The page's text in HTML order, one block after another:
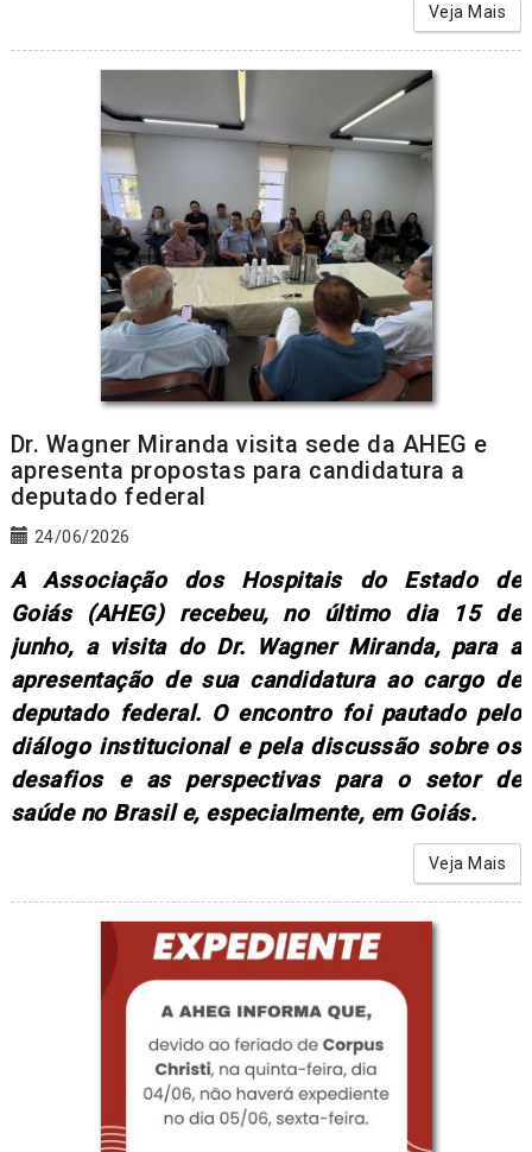
Veja Mais
Dr. Wagner Miranda visita sede da AHEG e
apresenta propostas para candidatura a
deputado federal
24/06/2026
A Associação dos Hospitais do Estado de
Goiás (AHEG) recebeu, no último dia 15 de
junho, a visita do Dr. Wagner Miranda, para a
apresentação de sua candidatura ao cargo de
deputado federal. O encontro foi pautado pelo
diálogo institucional e pela discussão sobre os
desafios e as perspectivas para o setor de
saúde no Brasil e, especialmente, em Goiás.
Veja Mais